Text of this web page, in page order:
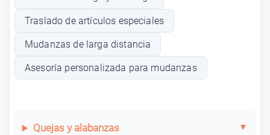
Traslado de artículos especiales
Mudanzas de larga distancia
Asesoría personalizada para mudanzas
Quejas y alabanzas